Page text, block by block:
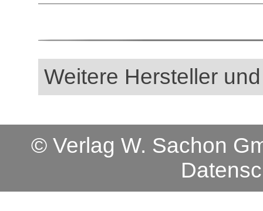
Weitere Hersteller
© Verlag W. Sachon